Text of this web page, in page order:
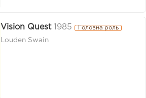
Vision Quest 1985 Головна роль
Louden Swain